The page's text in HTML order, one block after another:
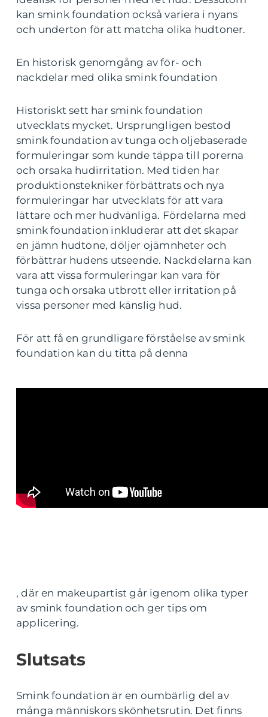
kan smink foundation också variera i nyans
och underton för att matcha olika hudtoner.
En historisk genomgång av för- och
nackdelar med olika smink foundation
Historiskt sett har smink foundation
utvecklats mycket. Ursprungligen bestod
smink foundation av tunga och oljebaserade
formuleringar som kunde täppa till porerna
och orsaka hudirritation. Med tiden har
produktionstekniker förbättrats och nya
formuleringar har utvecklats för att vara
lättare och mer hudvänliga. Fördelarna med
smink foundation inkluderar att det skapar
en jämn hudtone, döljer ojämnheter och
förbättrar hudens utseende. Nackdelarna kan
vara att vissa formuleringar kan vara för
tunga och orsaka utbrott eller irritation på
vissa personer med känslig hud.
För att få en grundligare förståelse av smink
foundation kan du titta på denna
, där en makeupartist går igenom olika typer
av smink foundation och ger tips om
applicering.
Slutsats
Smink foundation är en oumbärlig del av
många människors skönhetsrutin. Det finns